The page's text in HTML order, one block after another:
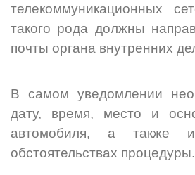
телекоммуникационных
такого рода должны
почты органа внутренних
В самом уведомлении
дату, время, место и
автомобиля, а также
обстоятельствах процедуры.